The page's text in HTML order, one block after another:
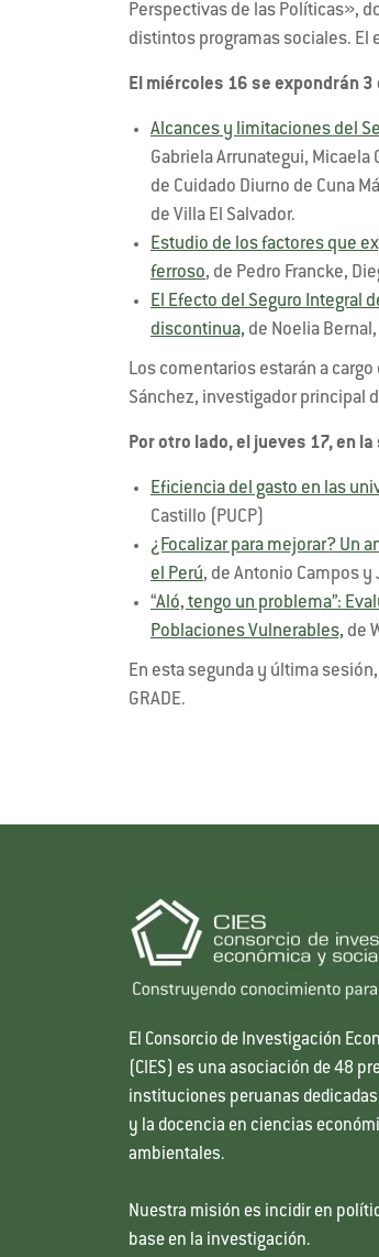
Perspectivas de las Políticas»,
distintos programas sociales. El
El miércoles 16 se expondrán
Alcances y limitaciones del
Gabriela Arrunategui,
de Cuidado Diurno de Cuna
de Villa El Salvador.
Estudio de los factores que
ferroso, de Pedro Francke,
El Efecto del Seguro Integral
discontinua, de Noelia
Los comentarios estarán a
Sánchez, investigador principal
Por otro lado, el jueves 17, en
Eficiencia del gasto en las
Castillo (PUCP)
¿Focalizar para mejorar? Un
el Perú, de Antonio Campos y
“Aló, tengo un problema”:
Poblaciones Vulnerables, de
En esta segunda y última
GRADE.
El Consorcio de Investigación
(CIES) es una asociación de 48
instituciones peruanas
y la docencia en ciencias
ambientales.
Nuestra misión es incidir en
base en la investigación.